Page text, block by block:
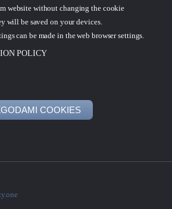
website without changing the cookie
will be saved on your devices.
can be made in the web browser settings.
POLICY
COOKIES